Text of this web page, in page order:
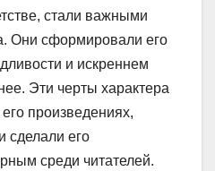
стали важными
Они сформировали его
и искреннем
Эти черты характера
произведениях,
сделали его
среди читателей.